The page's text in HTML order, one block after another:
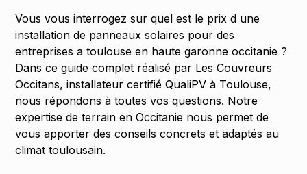
Vous vous interrogez sur quel est le prix d une
installation de panneaux solaires pour des
entreprises a toulouse en haute garonne occitanie ?
Dans ce guide complet réalisé par Les Couvreurs
Occitans, installateur certifié QualiPV à Toulouse,
nous répondons à toutes vos questions. Notre
expertise de terrain en Occitanie nous permet de
vous apporter des conseils concrets et adaptés au
climat toulousain.